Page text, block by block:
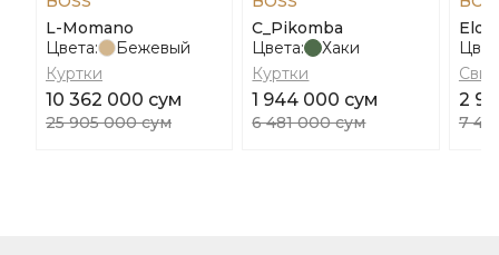
L-Momano
Цвета:
Бежевый
Куртки
10 362 000 сум
25 905 000 сум
C_Pikomba
Цвета:
Хаки
Куртки
1 944 000 сум
6 481 000 сум
Eldo
2
7